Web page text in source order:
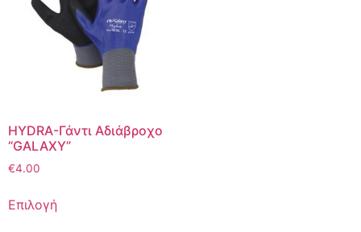
HYDRA-Γάντι Αδιάβροχο
“GALAXY”
€4.00
Επιλογή